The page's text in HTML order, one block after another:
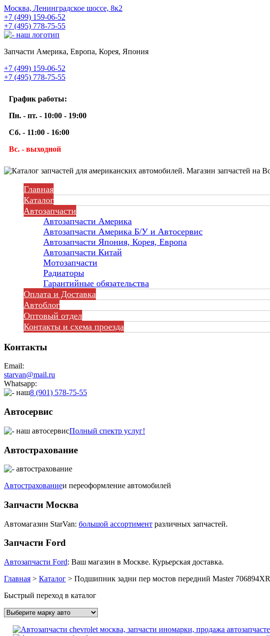
Москва, Ленинградское шоссе, 8к2
+7 (499) 159-06-52
+7 (495) 778-75-55
Запчасти Америка, Европа, Корея, Япония
+7 (499) 159-06-52
+7 (495) 778-75-55
График работы:
Пн. - пт. - 10:00 - 19:00
Сб. - 11:00 - 16:00
Вс. - выходной
Главная
Каталог
Автозапчасти
Автозапчасти Америка
Автозапчасти Америка Б/У и Автосервис
Автозапчасти Япония, Корея, Европа
Автозапчасти Китай
Мотозапчасти
Радиаторы
Гарантийные обязательства
Оплата и Доставка
Автоблог
Оптовый отдел
Контакты и схема проезда
Контакты
Email:
starvan@mail.ru
Whatsapp:
8 (901) 578-75-55
Автосервис
Полный спектр услуг!
Автострахование
Автострахованиеи переоформление автомобилей
Запчасти Москва
Автомагазин StarVan: большой ассортимент различных запчастей.
Запчасти Ford
Автозапчасти Ford: Ваш магазин в Москве. Курьерская доставка.
Главная > Каталог > Подшипник задни пер мостов передний Master 706894XR
Быстрый переход в каталог